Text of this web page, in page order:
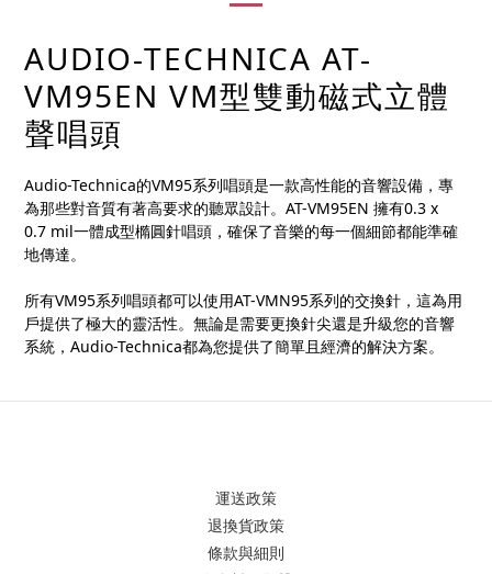
AUDIO-TECHNICA AT-
VM95EN VM型雙動磁式立體
聲唱頭
Audio-Technica的VM95系列唱頭是一款高性能的音響設備，專
為那些對音質有著高要求的聽眾設計。AT-VM95EN 擁有0.3 x
0.7 mil一體成型橢圓針唱頭，確保了音樂的每一個細節都能準確
地傳達。
所有VM95系列唱頭都可以使用AT-VMN95系列的交換針，這為用
戶提供了極大的靈活性。無論是需要更換針尖還是升級您的音響
系統，Audio-Technica都為您提供了簡單且經濟的解決方案。
運送政策
退換貨政策
條款與細則